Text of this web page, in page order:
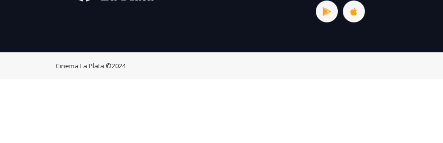
Cinema La Plata ©2024